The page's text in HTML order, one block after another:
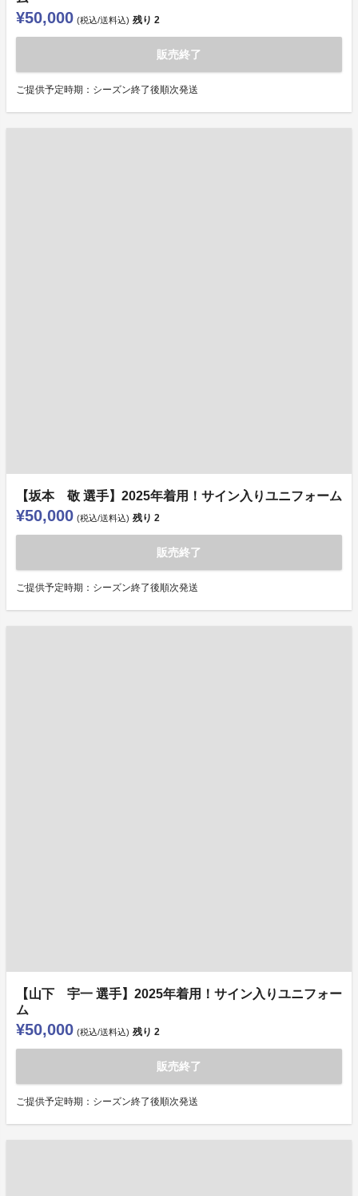
¥50,000 (税込/送料込) 残り 2
販売終了
ご提供予定時期：シーズン終了後順次発送
【坂本 敬 選手】2025年着用！サイン入りユニフォーム
¥50,000 (税込/送料込) 残り 2
販売終了
ご提供予定時期：シーズン終了後順次発送
【山下 宇一 選手】2025年着用！サイン入りユニフォー
ム
¥50,000 (税込/送料込) 残り 2
販売終了
ご提供予定時期：シーズン終了後順次発送